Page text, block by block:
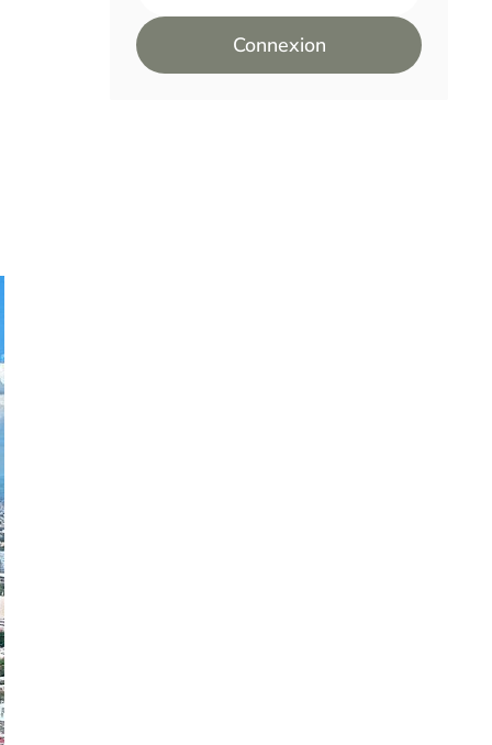
Connexion